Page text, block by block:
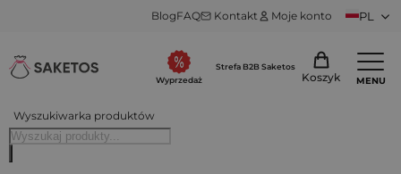
BlogFAQ Kontakt Moje konto PL
Wyszukiwarka produktów
Wyprzedaż
Strefa B2B Saketos
Koszyk MENU